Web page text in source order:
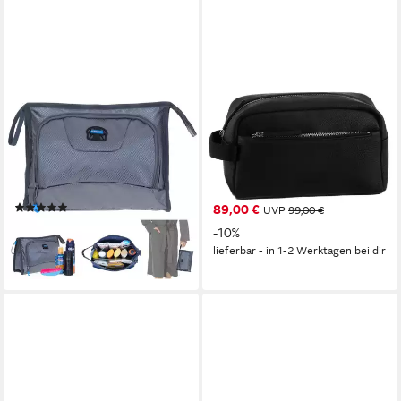
ELEPHANT
Kulturbeutel Kulturtasche
Trainer groß Kosmetiktasche,
Washbag Reise Gepäck
Beautycase Tasche
(20)
lieferbar - in 4-5 Werktagen bei dir
HUGO
Kosmetiktasche Ethon
2.0HI_Washbag, Beautycase,
Kulturbeutel mit
Reißverschluss
89,00 € UVP 99,00 €
-10%
lieferbar - in 1-2 Werktagen bei dir